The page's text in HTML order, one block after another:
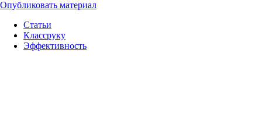
Опубликовать материал
Статьи
Классруку
Эффективность